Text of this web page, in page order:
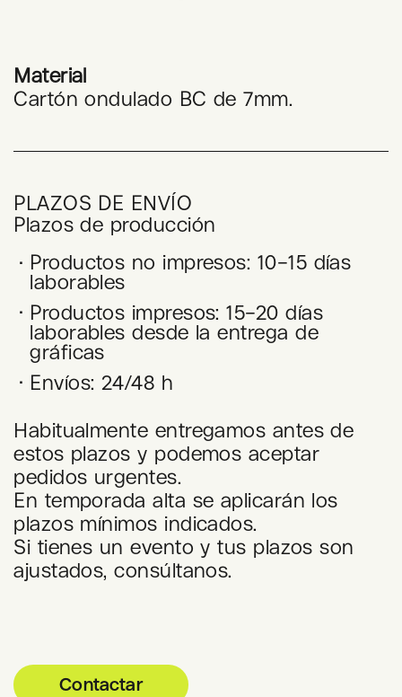
Material
Cartón ondulado BC de 7mm.
PLAZOS DE ENVÍO
Plazos de producción
Productos no impresos: 10–15 días
laborables
Productos impresos: 15–20 días
laborables desde la entrega de
gráficas
Envíos: 24/48 h
Habitualmente entregamos antes de
estos plazos y podemos aceptar
pedidos urgentes.
En temporada alta se aplicarán los
plazos mínimos indicados.
Si tienes un evento y tus plazos son
ajustados, consúltanos.
Contactar